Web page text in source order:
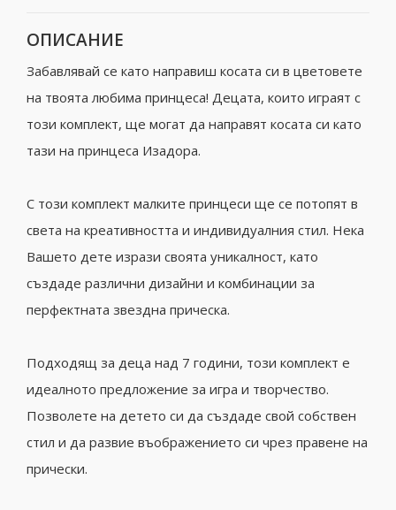
ОПИСАНИЕ
Забавлявай се като направиш косата си в цветовете
на твоята любима принцеса! Децата, които играят с
този комплект, ще могат да направят косата си като
тази на принцеса Изадора.
С този комплект малките принцеси ще се потопят в
света на креативността и индивидуалния стил. Нека
Вашето дете изрази своята уникалност, като
създаде различни дизайни и комбинации за
перфектната звездна прическа.
Подходящ за деца над 7 години, този комплект е
идеалното предложение за игра и творчество.
Позволете на детето си да създаде свой собствен
стил и да развие въображението си чрез правене на
прически.